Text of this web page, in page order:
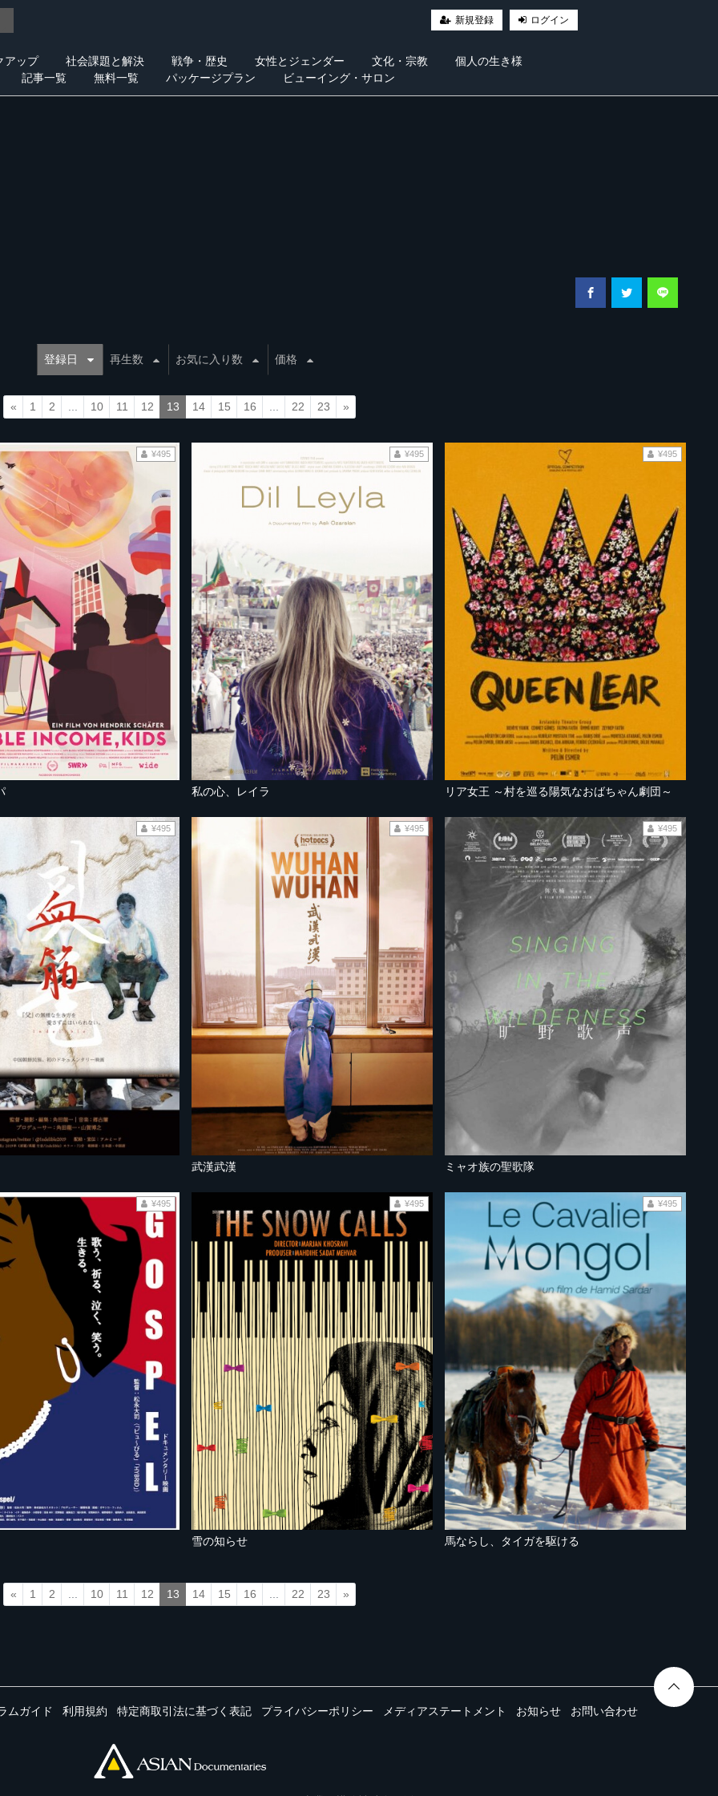
新規登録 ログイン
アップ 社会課題と解決 戦争・歴史 女性とジェンダー 文化・宗教
個人の生き様
記事一覧
無料一覧 パッケージプラン ビューイング・サロン
登録日 再生数 お気に入り数 価格
« 1 2 10 11 12 13 14 15 16 22 23 »
¥495
私の心、レイラ
¥495
リア女王 ～村を巡る陽気なおばちゃん劇団～
¥495
¥495
武漢武漢
¥495
ミャオ族の聖歌隊
¥495
¥495
雪の知らせ
¥495
馬ならし、タイガを駆ける
¥495
« 1 2 10 11 12 13 14 15 16 22 23 »
ムガイド 利用規約 特定商取引法に基づく表記 プライバシーポリシー メディアステートメント お知らせ お問い合わせ